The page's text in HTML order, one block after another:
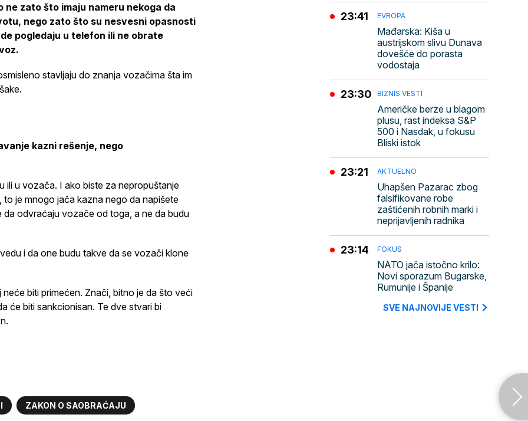
ne zato što imaju nameru nekoga da
nego zato što su nesvesni opasnosti
pogledaju u telefon ili ne obrate
stavljaju do znanja vozačima šta im
kazni rešenje, nego
ili u vozača. I ako biste za nepropuštanje
to je mnogo jača kazna nego da napišete
da odvraćaju vozače od toga, a ne da budu
i da one budu takve da se vozači klone
biti primećen. Znači, bitno je da što veći
će biti sankcionisan. Te dve stvari bi
ZAKON O SAOBRAĆAJU
EVROPA
Mađarska: Kiša u
austrijskom slivu Dunava
dovešće do porasta
vodostaja
23:41
BIZNIS VESTI
Američke berze u blagom
plusu, rast indeksa S&P
500 i Nasdak, u fokusu
Bliski istok
23:30
AKTUELNO
Uhapšen Pazarac zbog
falsifikovane robe
zaštićenih robnih marki i
neprijavljenih radnika
23:21
FOKUS
NATO jača istočno krilo:
Novi sporazum Bugarske,
Rumunije i Španije
23:14
SVE NAJNOVIJE VESTI